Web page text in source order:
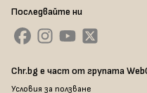
Последвайте ни
Chr.bg е част от групата
Условия за ползване